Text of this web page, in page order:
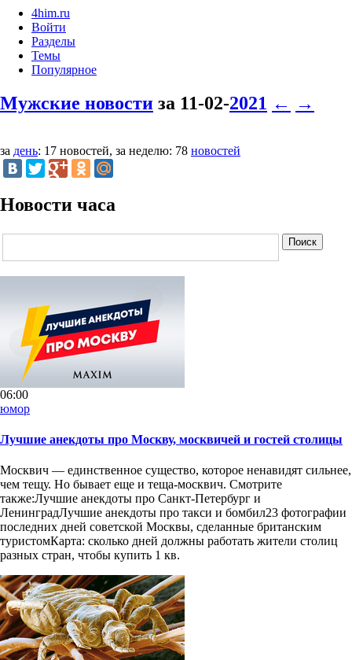
4him.ru
Войти
Разделы
Темы
Популярное
Мужские новости за 11-02-2021 ← →
за день: 17 новостей, за неделю: 78 новостей
Новости часа
06:00
юмор
Лучшие анекдоты про Москву, москвичей и гостей столицы
Москвич — единственное существо, которое ненавидят сильнее,
чем тещу. Но бывает еще и теща-москвич. Смотрите
также:Лучшие анекдоты про Санкт-Петербург и
ЛенинградЛучшие анекдоты про такси и бомбил23 фотографии
последних дней советской Москвы, сделанные британским
туристомКарта: сколько дней должны работать жители столиц
разных стран, чтобы купить 1 кв.